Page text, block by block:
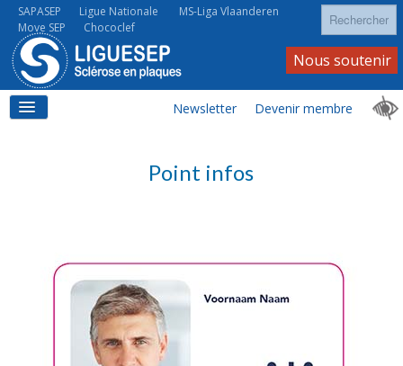
Ligue Nationale MS-Liga Vlaanderen
SAPASEP
Move SEP
Chococlef
Rechercher
LA SEP AU QUOTIDIEN
Newsletter
Nous soutenir
Devenir membre
Point infos